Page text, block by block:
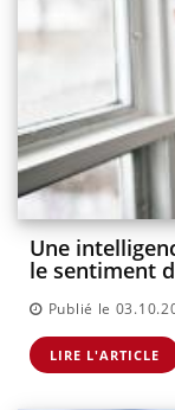
Une
le sentiment
Publié le
LIRE L'ARTICLE